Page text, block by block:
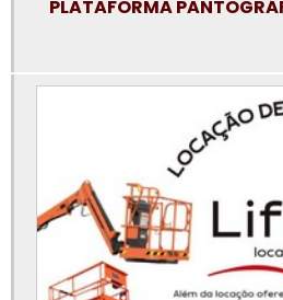
Locação de plataforma elevatória
Locação de plataforma elevatória são
Locação de plataforma elevatória
Locação de plataforma elevatória tipo
Locação de plataforma elevatória valor
PLATAFORMA